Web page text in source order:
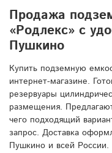
Продажа
«Родлекс» с
Пушкино
Купить подземную
интернет-магазине.
резервуары
размещения.
чего подходящий
запрос. Доставка
Пушкино и всей России.